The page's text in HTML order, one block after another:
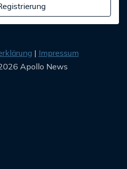
Impressum
Apollo News